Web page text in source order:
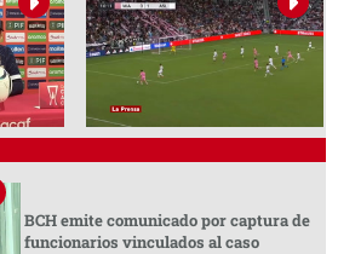
BCH emite comunicado por captura de
funcionarios vinculados al caso